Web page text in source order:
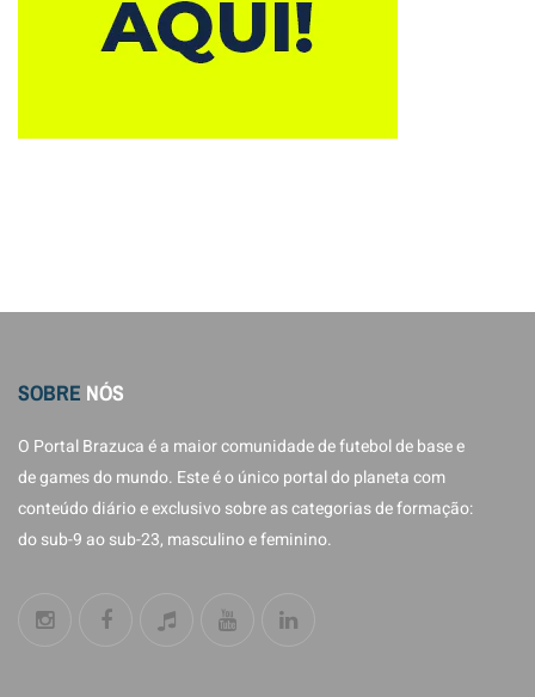
SOBRE NÓS
O Portal Brazuca é a maior comunidade de futebol de base e
de games do mundo. Este é o único portal do planeta com
conteúdo diário e exclusivo sobre as categorias de formação:
do sub-9 ao sub-23, masculino e feminino.